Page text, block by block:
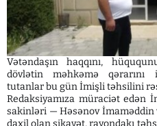
Vətəndaşın haqqını,
dövlətin məhkəmə qərarını
tutanlar bu gün İmişli təhsilini
Redaksiyamıza müraciət edən
sakinləri — Həsənov İmaməddin
daxil olan şikayət, rayondakı